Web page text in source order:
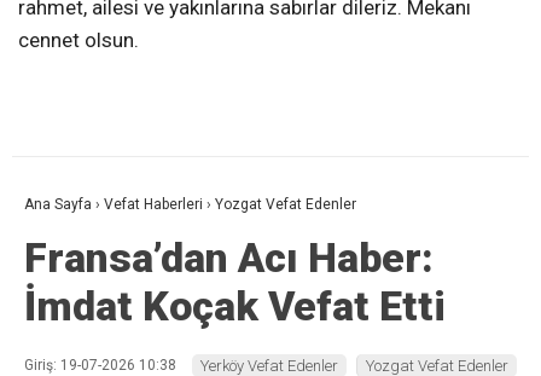
rahmet, ailesi ve yakınlarına sabırlar dileriz. Mekanı
cennet olsun.
Ana Sayfa › Vefat Haberleri › Yozgat Vefat Edenler
Fransa’dan Acı Haber:
İmdat Koçak Vefat Etti
Giriş: 19-07-2026 10:38
Yerköy Vefat Edenler Yozgat Vefat Edenler